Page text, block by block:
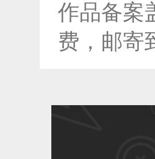
恭喜
作品备案
费，邮寄